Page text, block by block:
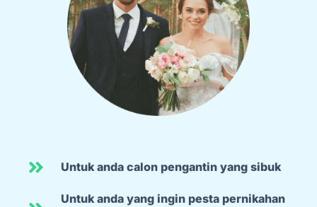
Untuk anda calon pengantin yang sibuk
Untuk anda yang ingin pesta pernikahan